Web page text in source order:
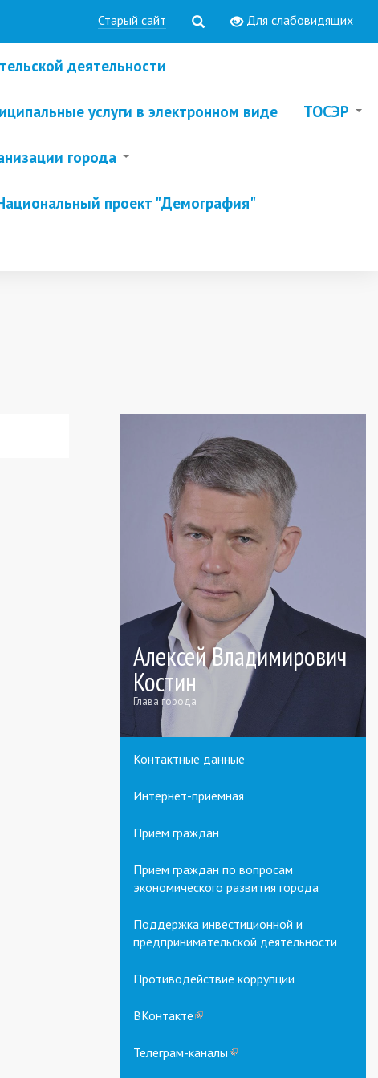
Старый сайт Для слабовидящих
деятельности
услуги в электронном виде ТОСЭР
города
проект "Демография"
Алексей Владимирович
Костин
Глава города
Контактные данные
Интернет-приемная
Прием граждан
Прием граждан по вопросам
экономического развития города
Поддержка инвестиционной и
предпринимательской деятельности
Противодействие коррупции
ВКонтакте(link
external)
Телеграм-каналы(link